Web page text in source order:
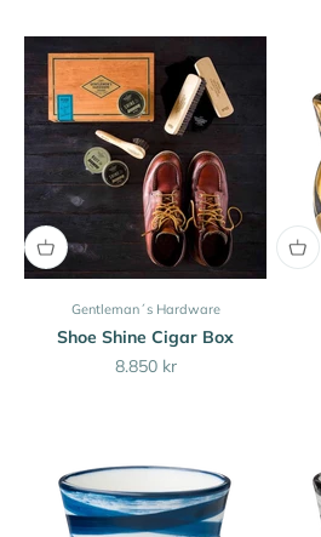
Gentleman´s Hardware
Shoe Shine Cigar Box
Sale price
8.850 kr